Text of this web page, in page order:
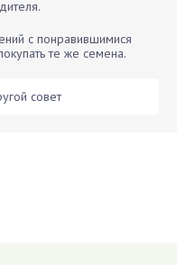
с понравившимися
те же семена.
совет